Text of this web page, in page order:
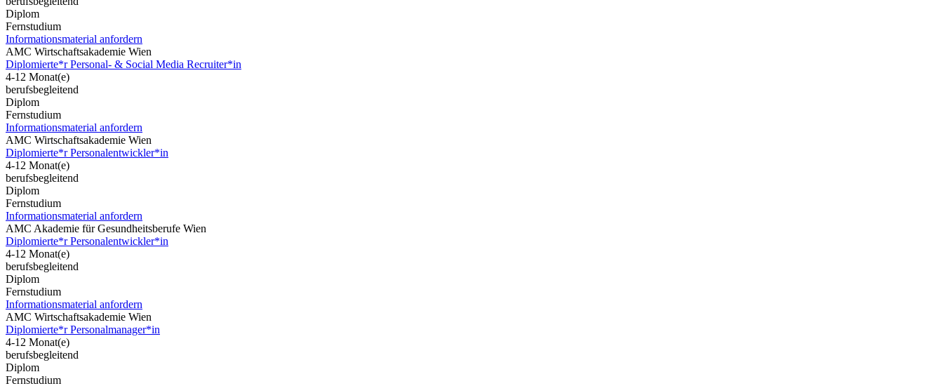
Diplom
Fernstudium
Informationsmaterial anfordern
AMC Wirtschaftsakademie Wien
Diplomierte*r Personal- & Social Media Recruiter*in
4-12 Monat(e)
berufsbegleitend
Diplom
Fernstudium
Informationsmaterial anfordern
AMC Wirtschaftsakademie Wien
Diplomierte*r Personalentwickler*in
4-12 Monat(e)
berufsbegleitend
Diplom
Fernstudium
Informationsmaterial anfordern
AMC Akademie für Gesundheitsberufe Wien
Diplomierte*r Personalentwickler*in
4-12 Monat(e)
berufsbegleitend
Diplom
Fernstudium
Informationsmaterial anfordern
AMC Wirtschaftsakademie Wien
Diplomierte*r Personalmanager*in
4-12 Monat(e)
berufsbegleitend
Diplom
Fernstudium